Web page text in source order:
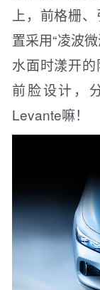
上，前格栅
置采用“凌波
水面时漾开
前脸设计，
Levante嘛！